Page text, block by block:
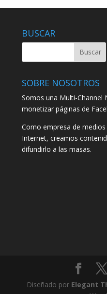
BUSCAR
SOBRE NOSOTROS
Somos una Multi-Channel
monetizar páginas de
Como empresa de
Internet, creamos
difundirlo a las masas.
Diseñado por Elegant